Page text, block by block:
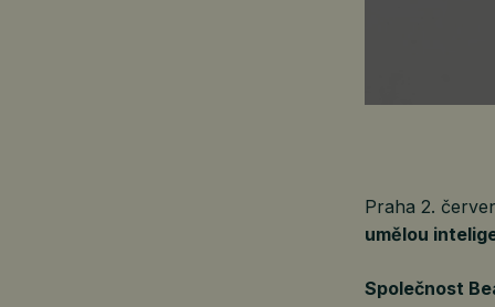
Praha 2.
umělou
Společnost